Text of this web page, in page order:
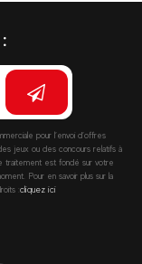
pour l’envoi d’offres
jeux ou des concours relatifs à
traitement est fondé sur votre
Pour en savoir plus sur la
:cliquez ici